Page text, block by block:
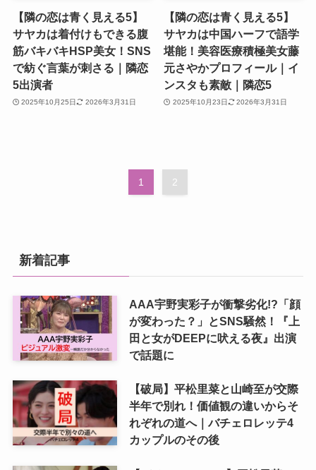
【隣の恋は青く見える5】
サヤカは着付けもできる腹
筋バキバキHSP美女！SNS
で紡ぐ言葉が刺さる｜隣恋
5出演者
2025年10月25日 2026年3月31日
【隣の恋は青く見える5】
サヤカは中国ハーフで語学
堪能！美容医療積極美女藤
元さやかプロフィール｜イ
ンスタも素敵｜隣恋5
2025年10月23日 2026年3月31日
1 2
新着記事
AAA宇野実彩子が衝撃劣化!?「顔
が変わった？」とSNS騒然！『上
田と女がDEEPに吠える夜』出演
で話題に
【破局】平松里菜と山崎至が交際
半年で別れ！価値観の違いからそ
れぞれの道へ｜バチェロレッテ4
カップルのその後